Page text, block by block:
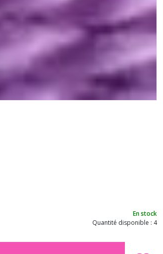
En stock
Quantité disponible : 4